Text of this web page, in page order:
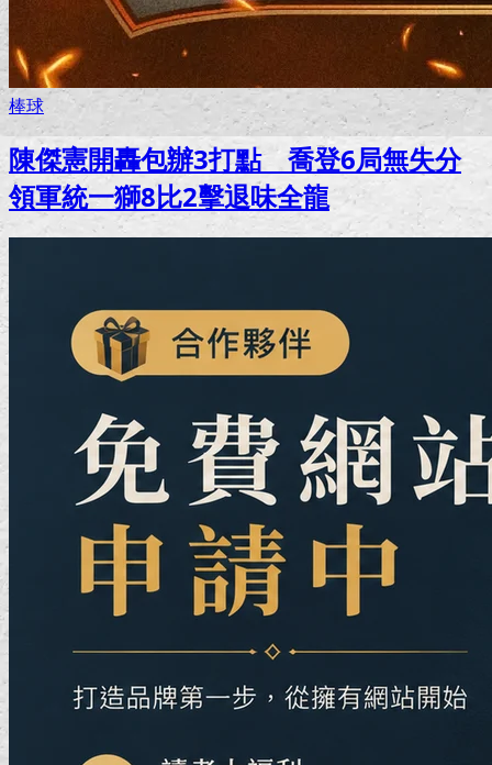
棒球
陳傑憲開轟包辦3打點 喬登6局無失分
領軍統一獅8比2擊退味全龍